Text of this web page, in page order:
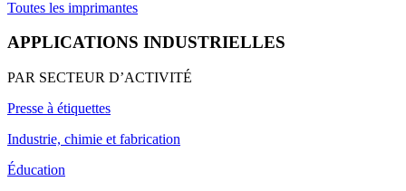
Toutes les imprimantes
APPLICATIONS INDUSTRIELLES
PAR SECTEUR D’ACTIVITÉ
Presse à étiquettes
Industrie, chimie et fabrication
Éducation